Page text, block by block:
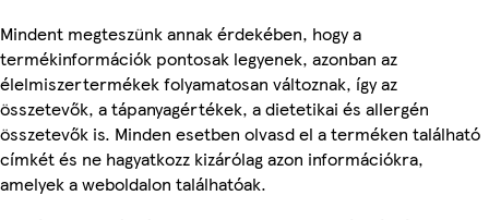
Mindent megteszünk annak érdekében, hogy a
termékinformációk pontosak legyenek, azonban az
élelmiszertermékek folyamatosan változnak, így az
összetevők, a tápanyagértékek, a dietetikai és allergén
összetevők is. Minden esetben olvasd el a terméken található
címkét és ne hagyatkozz kizárólag azon információkra,
amelyek a weboldalon találhatóak.